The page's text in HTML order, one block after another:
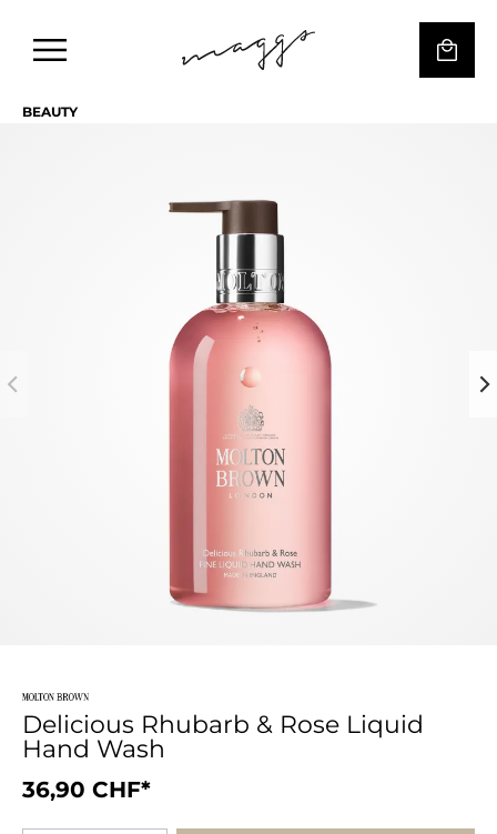
BEAUTY
Delicious Rhubarb & Rose Liquid
Hand Wash
36,90 CHF*